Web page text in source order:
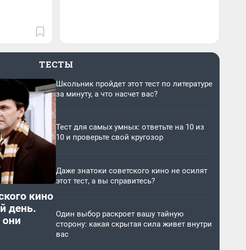
ТЕСТЫ
кино
день.
они
Школьник пройдет этот тест по литературе
за минуту, а что насчет вас?
Тест для самых умных: ответьте на 10 из
10 и проверьте свой кругозор
Даже знатоки советского кино не осилят
этот тест, а вы справитесь?
Один выбор раскроет вашу тайную
сторону: какая скрытая сила живет внутри
вас